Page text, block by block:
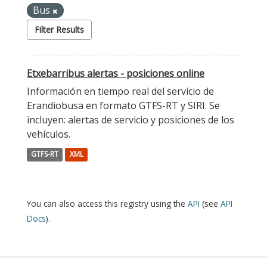
Bus
Filter Results
Etxebarribus alertas - posiciones online
Información en tiempo real del servicio de
Erandiobusa en formato GTFS-RT y SIRI. Se
incluyen: alertas de servicio y posiciones de los
vehículos.
GTFS-RT XML
You can also access this registry using the API (see API
Docs).